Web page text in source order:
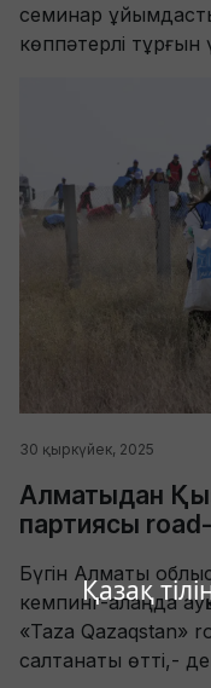
Қазақ
семинар
көппәтерлі тұрғын
30 қыркүйек, 2025
Алматыдан
партиясы
Бүгін Алматы
кемпинг-алаңда
«Taza Qazaqstan»
салтанаты өтті,-